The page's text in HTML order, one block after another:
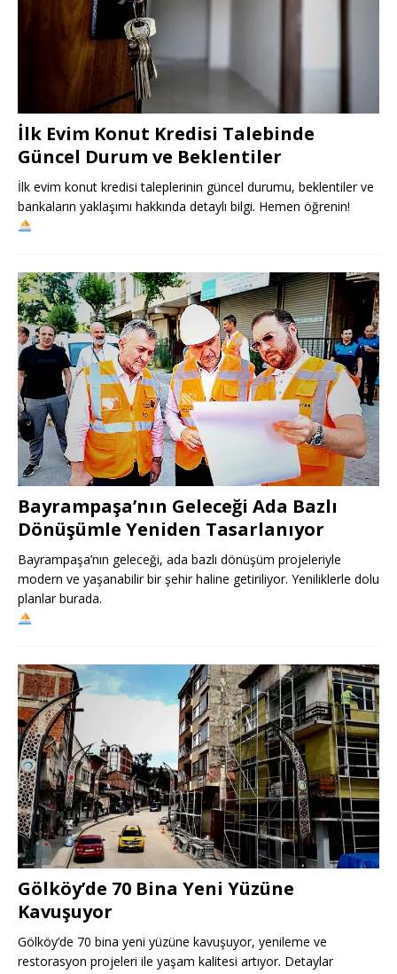
İlk Evim Konut Kredisi Talebinde
Güncel Durum ve Beklentiler
İlk evim konut kredisi taleplerinin güncel durumu, beklentiler ve
bankaların yaklaşımı hakkında detaylı bilgi. Hemen öğrenin!
Bayrampaşa’nın Geleceği Ada Bazlı
Dönüşümle Yeniden Tasarlanıyor
Bayrampaşa’nın geleceği, ada bazlı dönüşüm projeleriyle
modern ve yaşanabilir bir şehir haline getiriliyor. Yeniliklerle dolu
planlar burada.
Gölköy’de 70 Bina Yeni Yüzüne
Kavuşuyor
Gölköy’de 70 bina yeni yüzüne kavuşuyor, yenileme ve
restorasyon projeleri ile yaşam kalitesi artıyor. Detaylar